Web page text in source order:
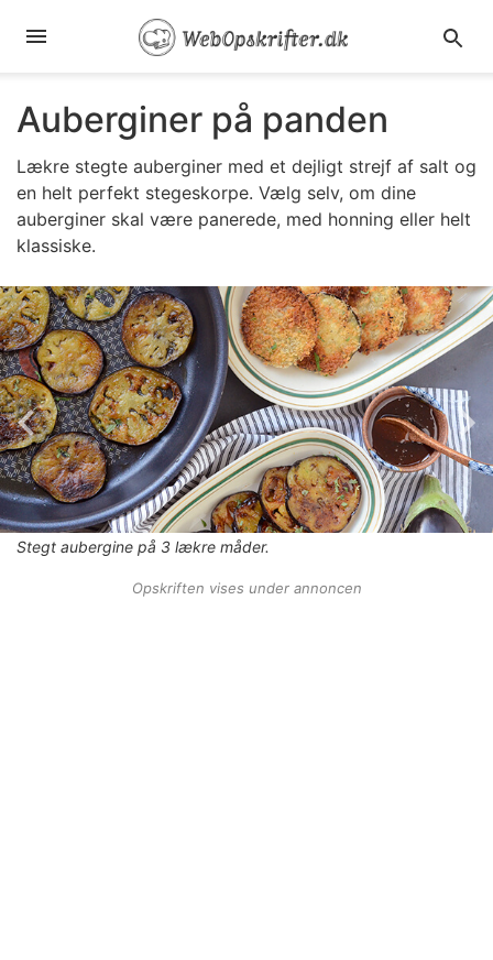
Auberginer på panden
Lækre stegte auberginer med et dejligt strejf af salt og
en helt perfekt stegeskorpe. Vælg selv, om dine
auberginer skal være panerede, med honning eller helt
klassiske.
Stegt aubergine på 3 lækre måder.
Opskriften vises under annoncen